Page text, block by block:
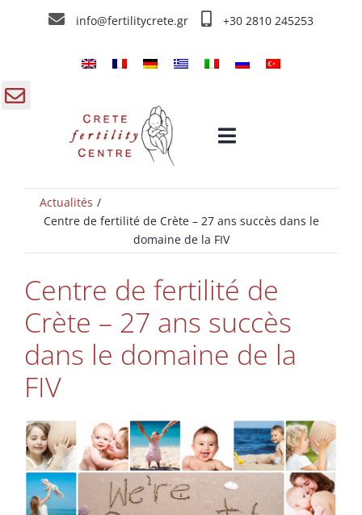
info@fertilitycrete.gr +30 2810 245253
Toggle
Accueil
Centre de Fécondation de Crête
Traitements de fecondation
Soins Complémentaires
Info
Contactez-nous
Actualités
Centre de fertilité de Crète – 27 ans succès dans le
domaine de la FIV
Centre de fertilité de
Crète – 27 ans succès
dans le domaine de la
FIV